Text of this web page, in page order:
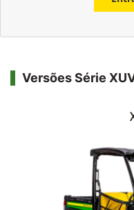
Versões Série